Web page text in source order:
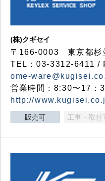
(株)クギセイ
〒166-0003 東京都杉
TEL：03-3312-6411 /
ome-
営業時間：8:30〜17：
http://
販売可 工事・取付